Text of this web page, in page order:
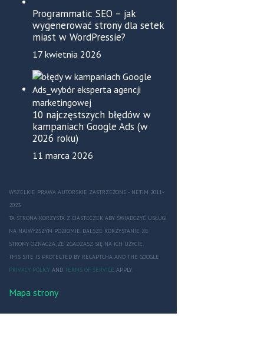
Programmatic SEO – jak
wygenerować strony dla setek
miast w WordPressie?
17 kwietnia 2026
10 najczęstszych błędów w
kampaniach Google Ads (w
2026 roku)
11 marca 2026
WSZELKIE PRAWA AUTORSKIE ZASTRZEŻONE - NETIM 2011-
2023
TA STRONA KORZYSTA Z CIASTECZEK ABY ŚWIADCZYĆ USŁUGI
NA NAJWYŻSZYM POZIOMIE. DALSZE KORZYSTANIE ZE
STRONY OZNACZA, ŻE ZGADZASZ SIĘ NA ICH UŻYCIE.
THIS SITE IS PROTECTED BY RECAPTCHA AND THE GOOGLE
PRIVACY POLICY AND TERMS OF SERVICE APPLY.
Mapa strony